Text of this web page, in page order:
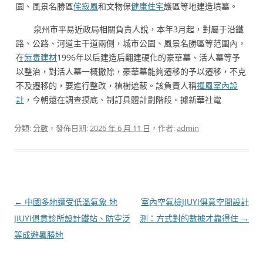
園、風景名勝區侘寂風和文物保健康住宅護區等地建造墳墓。
泉州市平易近政局相關負責人說，本年3月起，對屬于沿鐵
路、公路、河道主干道兩側，城市公園、風景名勝區等范圍內，
在無毒建材1996年以后建造后翻建硬化的豪華墓、活人墓等予
以整治，對活人墓一概撤除，豪華墓能夠遷移的予以遷移，不克
不及遷移的，要進行整改，植樹遮蔽。該負責人稱禪風室內設
計 ，今朝還在調查摸底、制訂具體計劃階段。據新華社電
分類:分數 ，發佈日期:2026 年 6 月 11 日 ，作者:admin
文
章
導
← 中國多地遭受低溫氣象 地
JIUYI俱意診所設計鐵站、防空泛
等成避暑勝地
室內空氣檢JIUYI俱意空間設計
測：方式對的數據才靠得住 →